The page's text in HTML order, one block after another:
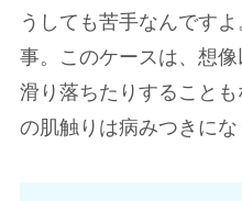
うしても苦手なんです
事。このケースは、想
滑り落ちたりすること
の肌触りは病みつきにな